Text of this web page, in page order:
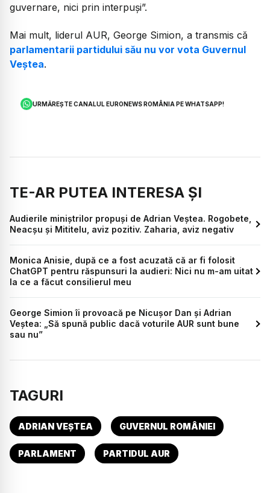
guvernare, nici prin interpuși”.
Mai mult, liderul AUR, George Simion, a transmis că
parlamentarii partidului său nu vor vota Guvernul
Veștea.
URMĂREȘTE CANALUL EURONEWS ROMÂNIA PE WHATSAPP!
TE-AR PUTEA INTERESA ȘI
Audierile miniștrilor propuși de Adrian Veștea. Rogobete,
Neacșu și Mititelu, aviz pozitiv. Zaharia, aviz negativ
Monica Anisie, după ce a fost acuzată că ar fi folosit
ChatGPT pentru răspunsuri la audieri: Nici nu m-am uitat
la ce a făcut consilierul meu
George Simion îi provoacă pe Nicușor Dan și Adrian
Veștea: „Să spună public dacă voturile AUR sunt bune
sau nu”
TAGURI
ADRIAN VEȘTEA GUVERNUL ROMÂNIEI
PARLAMENT PARTIDUL AUR